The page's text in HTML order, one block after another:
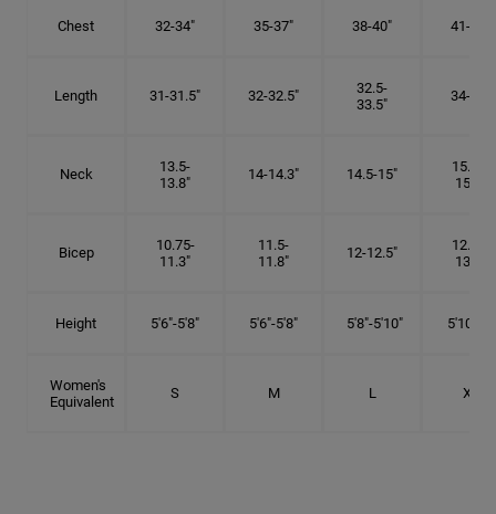
Chest 32-34" 35-37" 38-40" 41-43"
Length 31-31.5" 32-32.5"
32.5-
33.5"
34-35"
Neck
13.5-
13.8"
14-14.3" 14.5-15"
15.25-
15.5"
Bicep
10.75-
11.3"
11.5-
11.8"
12-12.5"
12.75-
13.3"
Height 5'6"-5'8" 5'6"-5'8" 5'8"-5'10" 5'10"- 6'
Women's
Equivalent
S M L XL